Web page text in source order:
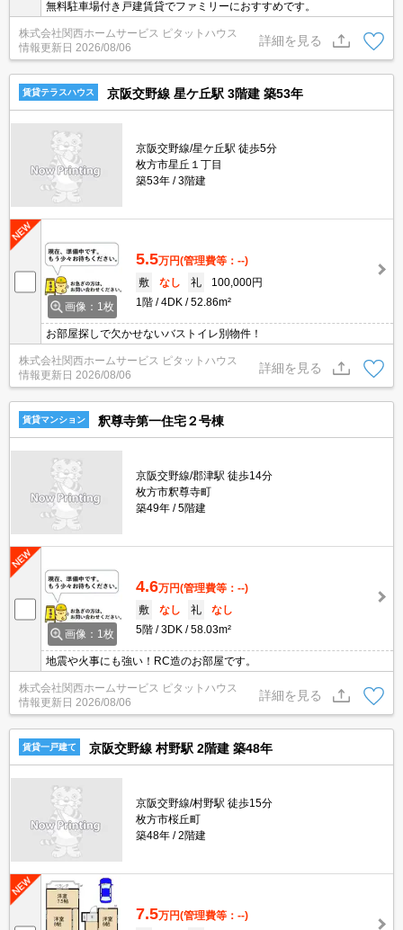
無料駐車場付き戸建賃貸でファミリーにおすすめです。
株式会社関西ホームサービス ピタットハウス
情報更新日 2026/08/06
詳細を見る
賃貸テラスハウス 京阪交野線 星ケ丘駅 3階建 築53年
京阪交野線/星ケ丘駅 徒歩5分
枚方市星丘１丁目
築53年
3階建
画像：1枚
5.5万円(管理費等：--)
敷
なし 礼
100,000円
1階
4DK 52.86m²
お部屋探しで欠かせないバストイレ別物件！
株式会社関西ホームサービス ピタットハウス
情報更新日 2026/08/06
詳細を見る
賃貸マンション 釈尊寺第一住宅２号棟
京阪交野線/郡津駅 徒歩14分
枚方市釈尊寺町
築49年
5階建
画像：1枚
4.6万円(管理費等：--)
敷
なし 礼
なし
5階
3DK 58.03m²
地震や火事にも強い！RC造のお部屋です。
株式会社関西ホームサービス ピタットハウス
情報更新日 2026/08/06
詳細を見る
賃貸一戸建て 京阪交野線 村野駅 2階建 築48年
京阪交野線/村野駅 徒歩15分
枚方市桜丘町
築48年
2階建
7.5万円(管理費等：--)